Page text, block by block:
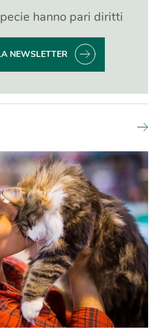
hanno pari diritti
NEWSLETTER